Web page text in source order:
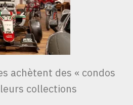
achètent des « condos
collections